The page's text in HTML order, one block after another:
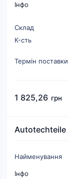
Інфо
Склад
К-cть
Термін поставки
1 825,26 грн
Autotechteile
Найменування
Інфо